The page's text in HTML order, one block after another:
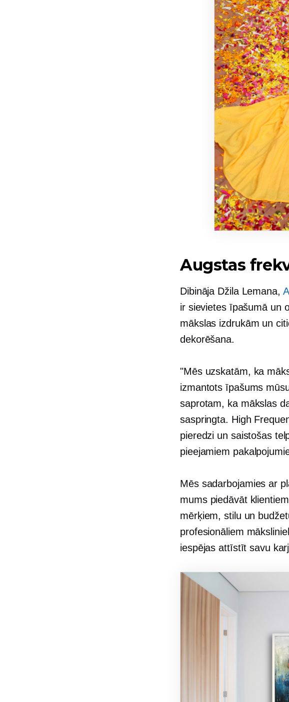
Augstas
Dibināja Džila Lemana,
ir sievietes īpašumā un
mākslas izdrukām un
dekorēšana.
"Mēs uzskatām, ka
izmantots īpašums
saprotam, ka mākslas
saspringta. High
pieredzi un saistošas
pieejamiem
Mēs sadarbojamies ar
mums piedāvāt
mērķiem, stilu un
profesionāliem
iespējas attīstīt savu